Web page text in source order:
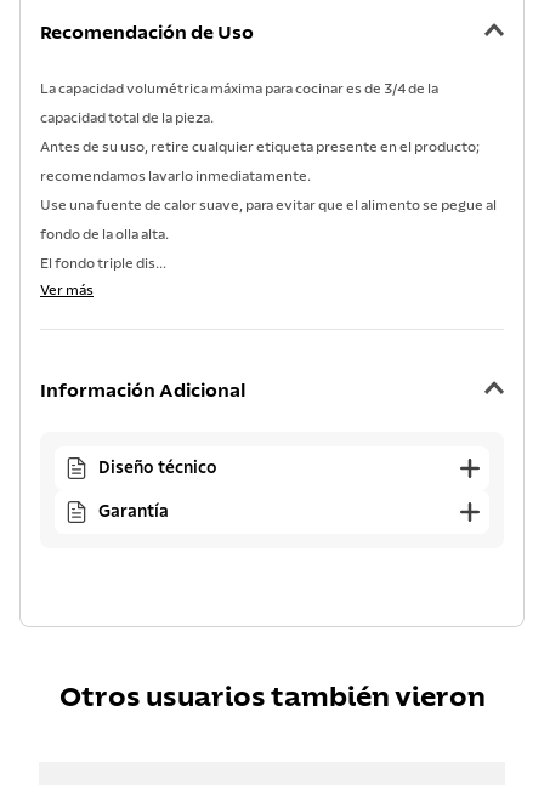
Recomendación de Uso
La capacidad volumétrica máxima para cocinar es de 3/4 de la
capacidad total de la pieza.
Antes de su uso, retire cualquier etiqueta presente en el producto;
recomendamos lavarlo inmediatamente.
Use una fuente de calor suave, para evitar que el alimento se pegue al
fondo de la olla alta.
El fondo triple dis...
Ver más
Información Adicional
Diseño técnico
Garantía
Otros usuarios también vieron